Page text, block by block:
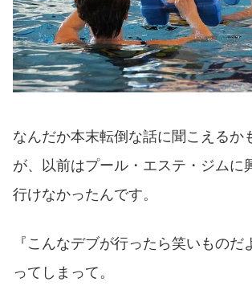
なんだか本末転倒な話に聞こえるか
が、以前はプール・エステ・ジムに
行けなかったんです。
『こんなデブが行ったら笑いものだ
ってしまって。